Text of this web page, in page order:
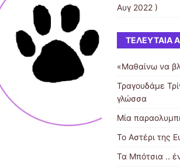
Αυγ 2022 )
ΤΕΛΕΥΤΑΊΑ
«Μαθαίνω να
Τραγουδάμε
γλώσσα
Μία
Το Αστέρι της
Τα Μπότσια ..